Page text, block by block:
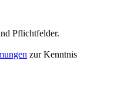
Pflichtfelder.
zur Kenntnis